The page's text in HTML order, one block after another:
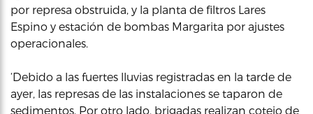
por represa obstruida, y la planta de filtros Lares
Espino y estación de bombas Margarita por ajustes
operacionales.
‘Debido a las fuertes lluvias registradas en la tarde de
ayer, las represas de las instalaciones se taparon de
sedimentos. Por otro lado, brigadas realizan cotejo de